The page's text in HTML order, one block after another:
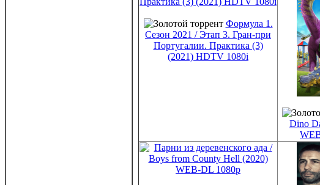
Формула 1.
Сезон 2021 / Этап 3. Гран-при
Португалии. Практика (3)
(2021) HDTV 1080i
Dino